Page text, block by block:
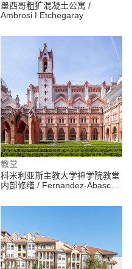
墨西哥粗犷混凝土公寓 /
Ambrosi I Etchegaray
教堂
科米利亚斯主教大学神学院教堂
内部修缮 / Fernandez-Abascal
Barrientos + UPArquitectos